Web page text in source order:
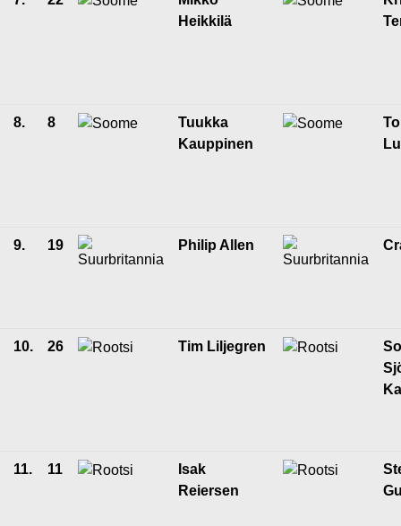
Heikkilä
8. 8
Tuukka
Kauppinen
9. 19 Philip Allen
10. 26 Tim Liljegren
11. 11
Isak
Reiersen